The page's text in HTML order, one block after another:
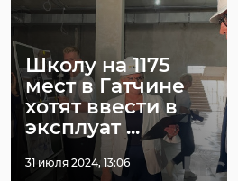
Школу на 1175
мест в Гатчине
хотят ввести в
эксплуат ...
31 июля 2024, 13:06